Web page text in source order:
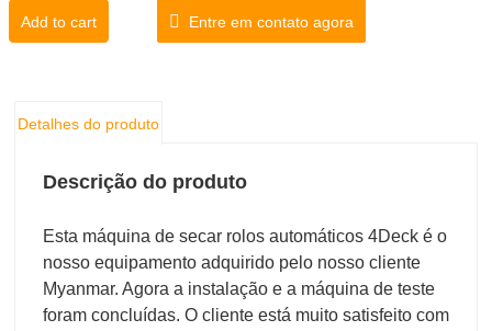
Capacidade de secagem (m³/h):3-4.8
Teor de água acabada(%):10
Add to cart Entre em contato agora
Detalhes do produto
Descrição do produto
Esta máquina de secar rolos automáticos 4Deck é o
nosso equipamento adquirido pelo nosso cliente
Myanmar. Agora a instalação e a máquina de teste
foram concluídas. O cliente está muito satisfeito com